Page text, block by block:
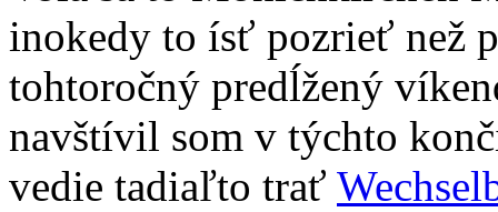
inokedy to ísť pozrieť než
tohtoročný predĺžený
navštívil som v týchto
vedie tadiaľto trať